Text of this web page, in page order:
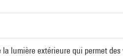
lumière extérieure qui permet